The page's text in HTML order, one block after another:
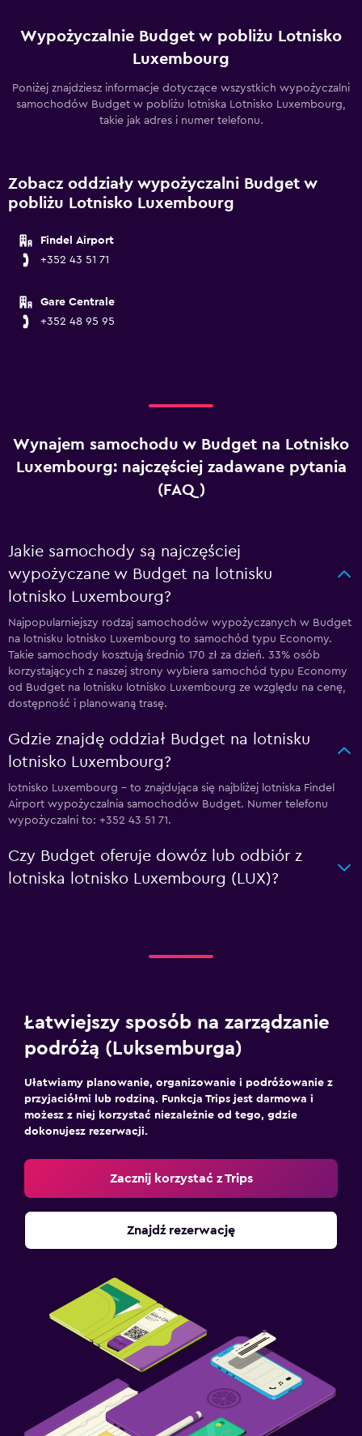
Wypożyczalnie Budget w pobliżu Lotnisko
Luxembourg
Poniżej znajdziesz informacje dotyczące wszystkich wypożyczalni
samochodów Budget w pobliżu lotniska Lotnisko Luxembourg,
takie jak adres i numer telefonu.
Zobacz oddziały wypożyczalni Budget w
pobliżu Lotnisko Luxembourg
Findel Airport
+352 43 51 71
Gare Centrale
+352 48 95 95
Wynajem samochodu w Budget na Lotnisko
Luxembourg: najczęściej zadawane pytania
(FAQ)
Jakie samochody są najczęściej
wypożyczane w Budget na lotnisku
lotnisko Luxembourg?
Najpopularniejszy rodzaj samochodów wypożyczanych w Budget
na lotnisku lotnisko Luxembourg to samochód typu Economy.
Takie samochody kosztują średnio 170 zł za dzień. 33% osób
korzystających z naszej strony wybiera samochód typu Economy
od Budget na lotnisku lotnisko Luxembourg ze względu na cenę,
dostępność i planowaną trasę.
Gdzie znajdę oddział Budget na lotnisku
lotnisko Luxembourg?
lotnisko Luxembourg – to znajdująca się najbliżej lotniska Findel
Airport wypożyczalnia samochodów Budget. Numer telefonu
wypożyczalni to: +352 43 51 71.
Czy Budget oferuje dowóz lub odbiór z
lotniska lotnisko Luxembourg (LUX)?
Łatwiejszy sposób na zarządzanie
podróżą (Luksemburga)
Ułatwiamy planowanie, organizowanie i podróżowanie z
przyjaciółmi lub rodziną. Funkcja Trips jest darmowa i
możesz z niej korzystać niezależnie od tego, gdzie
dokonujesz rezerwacji.
Zacznij korzystać z Trips
Znajdź rezerwację